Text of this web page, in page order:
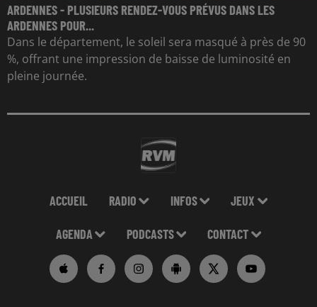
ARDENNES - PLUSIEURS RENDEZ-VOUS PRÉVUS DANS LES
ARDENNES POUR...
Dans le département, le soleil sera masqué à près de 90
%, offrant une impression de baisse de luminosité en
pleine journée.
ACCUEIL RADIO INFOS JEUX
AGENDA PODCASTS CONTACT